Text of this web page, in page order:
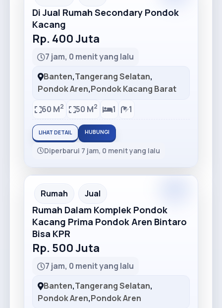
Di Jual Rumah Secondary Pondok
Kacang
Rp. 400 Juta
7 jam, 0 menit yang lalu
Banten,Tangerang Selatan,
Pondok Aren,Pondok Kacang Barat
60 M2 50 M2 1 1
LIHAT DETAIL HUBUNGI
Diperbarui 7 jam, 0 menit yang lalu
Rumah Jual
Rumah Dalam Komplek Pondok
Kacang Prima Pondok Aren Bintaro
Bisa KPR
Rp. 500 Juta
7 jam, 0 menit yang lalu
Banten,Tangerang Selatan,
Pondok Aren,Pondok Aren